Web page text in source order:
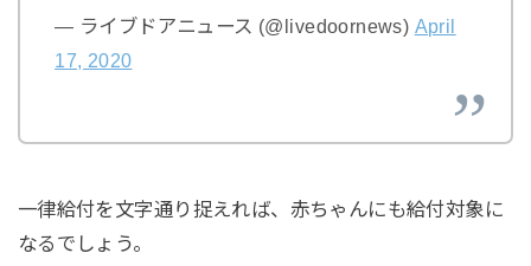
— ライブドアニュース (@livedoornews) April
17, 2020
一律給付を文字通り捉えれば、赤ちゃんにも給付対象に
なるでしょう。